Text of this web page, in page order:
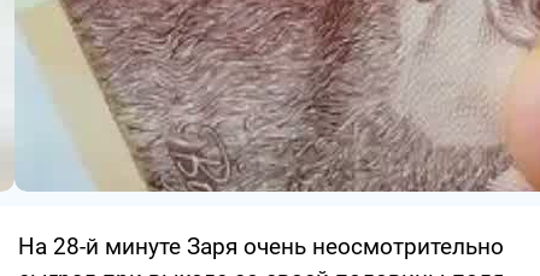
На 28-й минуте Заря очень неосмотрительно